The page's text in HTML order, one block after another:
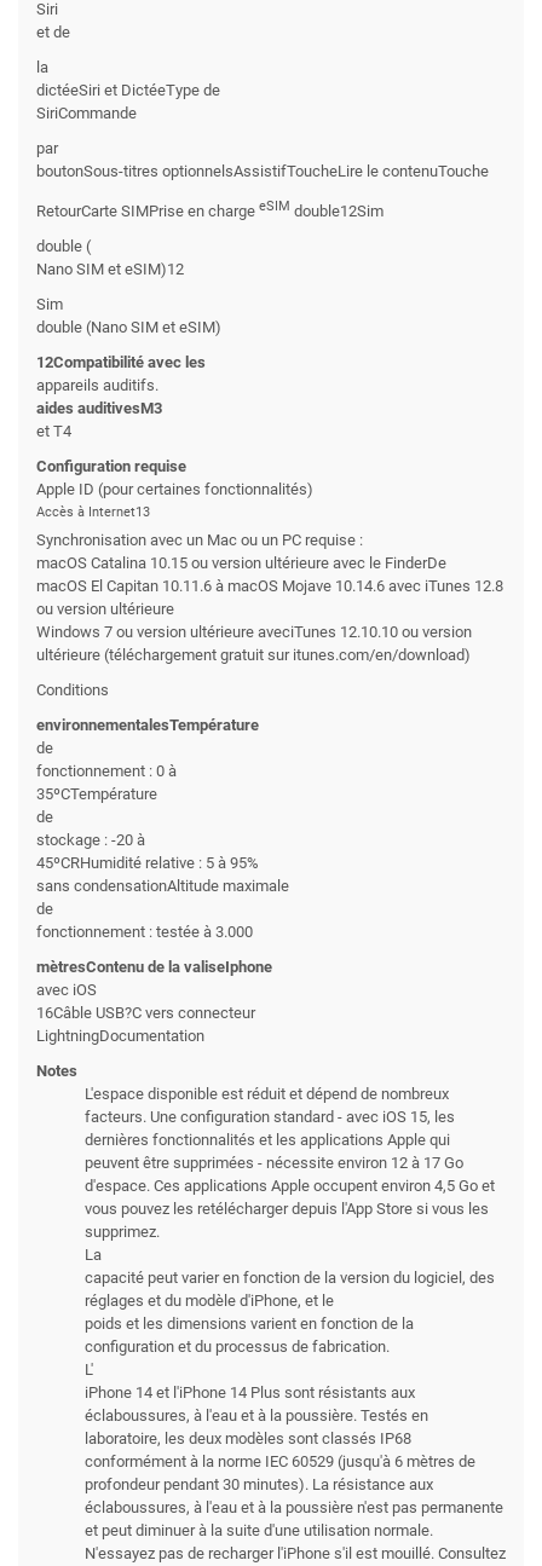
Siri
et de
la
dictéeSiri et DictéeType de
SiriCommande
par
boutonSous-titres optionnelsAssistifToucheLire le contenuTouche
RetourCarte SIMPrise en charge eSIM double12Sim
double (
Nano SIM et eSIM)12
Sim
double (Nano SIM et eSIM)
12Compatibilité avec les
appareils auditifs.
aides auditivesM3
et T4
Configuration requise
Apple ID (pour certaines fonctionnalités)
Accès à Internet13
Synchronisation avec un Mac ou un PC requise :
macOS Catalina 10.15 ou version ultérieure avec le FinderDe
macOS El Capitan 10.11.6 à macOS Mojave 10.14.6 avec iTunes 12.8
ou version ultérieure
Windows 7 ou version ultérieure aveciTunes 12.10.10 ou version
ultérieure (téléchargement gratuit sur itunes.com/en/download)
Conditions
environnementalesTempérature
de
fonctionnement : 0 à
35ºCTempérature
de
stockage : -20 à
45ºCRHumidité relative : 5 à 95%
sans condensationAltitude maximale
de
fonctionnement : testée à 3.000
mètresContenu de la valiseIphone
avec iOS
16Câble USB?C vers connecteur
LightningDocumentation
Notes
L'espace disponible est réduit et dépend de nombreux
facteurs. Une configuration standard - avec iOS 15, les
dernières fonctionnalités et les applications Apple qui
peuvent être supprimées - nécessite environ 12 à 17 Go
d'espace. Ces applications Apple occupent environ 4,5 Go et
vous pouvez les retélécharger depuis l'App Store si vous les
supprimez.
La
capacité peut varier en fonction de la version du logiciel, des
réglages et du modèle d'iPhone, et le
poids et les dimensions varient en fonction de la
configuration et du processus de fabrication.
L'
iPhone 14 et l'iPhone 14 Plus sont résistants aux
éclaboussures, à l'eau et à la poussière. Testés en
laboratoire, les deux modèles sont classés IP68
conformément à la norme IEC 60529 (jusqu'à 6 mètres de
profondeur pendant 30 minutes). La résistance aux
éclaboussures, à l'eau et à la poussière n'est pas permanente
et peut diminuer à la suite d'une utilisation normale.
N'essayez pas de recharger l'iPhone s'il est mouillé. Consultez